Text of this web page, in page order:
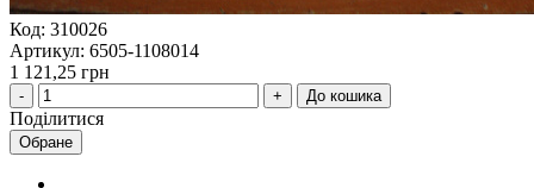
Код: 310026
Артикул: 6505-1108014
1 121,25 грн
До кошика
Поділитися
Обране